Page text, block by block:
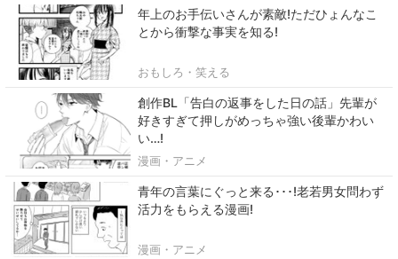
年上のお手伝いさんが素敵!ただひょんなこ
とから衝撃な事実を知る!
おもしろ・笑える
創作BL「告白の返事をした日の話」先輩が
好きすぎて押しがめっちゃ強い後輩かわい
い…!
漫画・アニメ
青年の言葉にぐっと来る･･･!老若男女問わず
活力をもらえる漫画!
漫画・アニメ